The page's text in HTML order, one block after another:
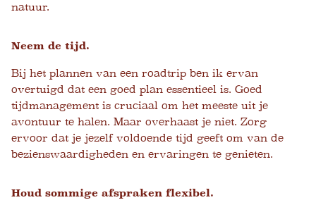
natuur.
Neem de tijd.
Bij het plannen van een roadtrip ben ik ervan
overtuigd dat een goed plan essentieel is. Goed
tijdmanagement is cruciaal om het meeste uit je
avontuur te halen. Maar overhaast je niet. Zorg
ervoor dat je jezelf voldoende tijd geeft om van de
bezienswaardigheden en ervaringen te genieten.
Houd sommige afspraken flexibel.